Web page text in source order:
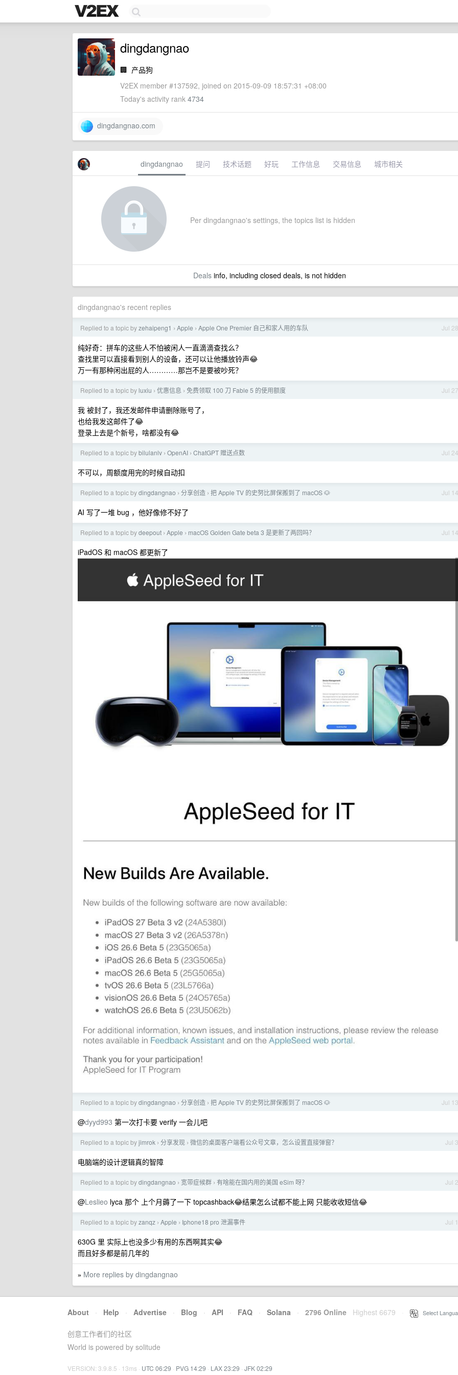
dingdangnao
🏢 产品狗
V2EX member #137592, joined on 2015-09-09 18:57:31 +08:00
Today's activity rank 4734
dingdangnao.com
dingdangnao 提问 技术话题 好玩 工作信息 交易信息 城市相关
Per dingdangnao's settings, the topics list is hidden
Dealsinfo, including closed deals, is not hidden
dingdangnao's recent replies
Jul 28
Replied to a topic byzehaipeng1 › Apple › Apple One Premier 自己和家人用的车队
纯好奇：拼车的这些人不怕被闲人一直滴滴查找么？
查找里可以直接看到别人的设备，还可以让他播放铃声😂
万一有那种闲出屁的人…………那岂不是要被吵死？
Jul 27
Replied to a topic by luxiu › 优惠信息 › 免费领取 100 刀 Fable 5 的使用额度
我 被封了，我还发邮件申请删除账号了，
也给我发这邮件了😂
登录上去是个新号，啥都没有😂
Jul 24
Replied to a topic bybilulanlv › OpenAI › ChatGPT 赠送点数
不可以，周额度用完的时候自动扣
Jul 14
Replied to a topic bydingdangnao › 分享创造 › 把 Apple TV 的史努比屏保搬到了 macOS 🐶
AI 写了一堆 bug ，他好像修不好了
Jul 14
Replied to a topic bydeepout › Apple › macOS Golden Gate beta 3 是更新了两回吗？
iPadOS 和 macOS 都更新了
Jul 13
Replied to a topic bydingdangnao › 分享创造 › 把 Apple TV 的史努比屏保搬到了 macOS 🐶
@dyyd993 第一次打卡要 verify 一会儿吧
Jul 3
Replied to a topic byjimrok › 分享发现 › 微信的桌面客户端看公众号文章，怎么设置直接弹窗？
电脑端的设计逻辑真的智障
Jul 2
Replied to a topic bydingdangnao › 宽带症候群 › 有啥能在国内用的美国 eSim 呀？
@Leslieo lyca 那个 上个月薅了一下 topcashback😂结果怎么试都不能上网 只能收收短信😂
Jul 1
Replied to a topic byzanqz › Apple › Iphone18 pro 泄漏事件
630G 里 实际上也没多少有用的东西啊其实😂
而且好多都是前几年的
» More replies by dingdangnao
About · Help · Advertise · Blog · API · FAQ · Solana · 2796 Online Highest 6679 Select
创意工作者们的社区
World is powered by solitude
VERSION: 3.9.8.5 · 13ms · UTC 06:29 · PVG 14:29 · LAX 23:29 · JFK 02:29